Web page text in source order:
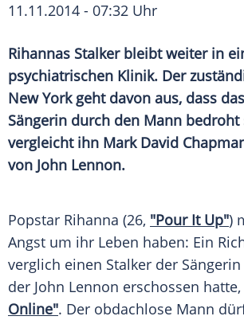
11.11.2014 - 07:32 Uhr
Rihannas Stalker bleibt weiter in
psychiatrischen Klinik. Der
New York geht davon aus, dass
Sängerin durch den Mann bedroht
vergleicht ihn Mark David
von John Lennon.
Popstar Rihanna (26, "Pour It Up")
Angst um ihr Leben haben: Ein
verglich einen Stalker der
der John Lennon erschossen
Online". Der obdachlose Mann